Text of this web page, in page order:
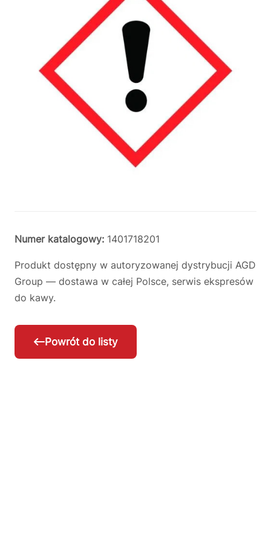
Numer katalogowy: 1401718201
Produkt dostępny w autoryzowanej dystrybucji AGD
Group — dostawa w całej Polsce, serwis ekspresów
do kawy.
Powrót do listy